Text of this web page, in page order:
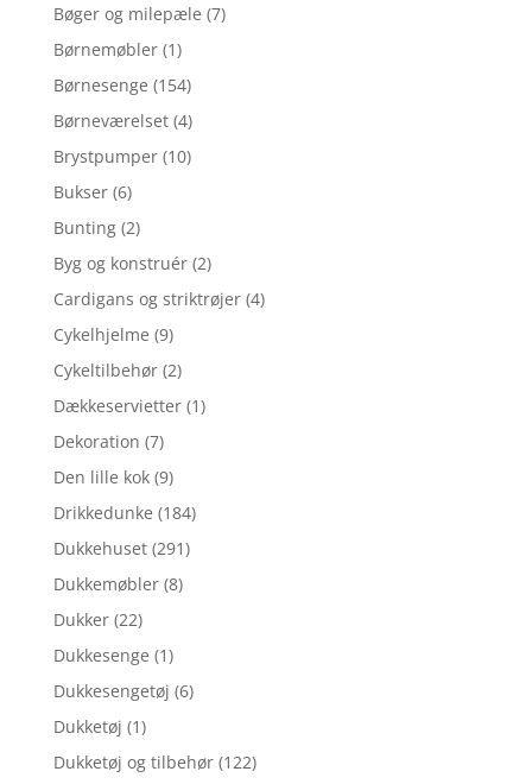
Bøger og milepæle (7)
Børnemøbler (1)
Børnesenge (154)
Børneværelset (4)
Brystpumper (10)
Bukser (6)
Bunting (2)
Byg og konstruér (2)
Cardigans og striktrøjer (4)
Cykelhjelme (9)
Cykeltilbehør (2)
Dækkeservietter (1)
Dekoration (7)
Den lille kok (9)
Drikkedunke (184)
Dukkehuset (291)
Dukkemøbler (8)
Dukker (22)
Dukkesenge (1)
Dukkesengetøj (6)
Dukketøj (1)
Dukketøj og tilbehør (122)